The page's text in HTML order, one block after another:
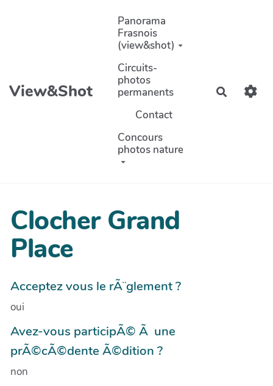
Aller au contenu principal
View&Shot
Panorama
Frasnois
(view&shot)
Circuits-
photos
permanents
Contact
Concours
photos nature
Clocher Grand
Place
Acceptez vous le rÃ¨glement ?
oui
Avez-vous participÃ© Ã une
prÃ©cÃ©dente Ã©dition ?
non